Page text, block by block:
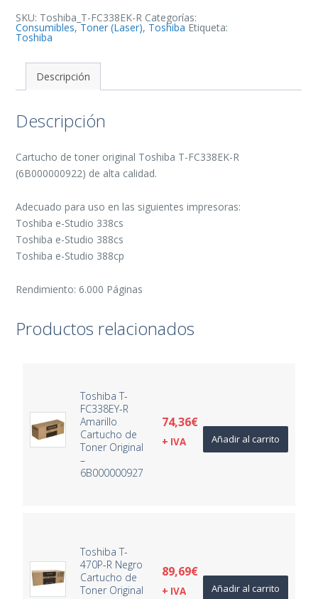
Original
-
6B000000922
SKU: Toshiba_T-FC338EK-R Categorías:
Consumibles, Toner (Laser), Toshiba Etiqueta:
Toshiba
Descripción
Descripción
Cartucho de toner original Toshiba T-FC338EK-R
(6B000000922) de alta calidad.
Adecuado para uso en las siguientes impresoras:
Toshiba e-Studio 338cs
Toshiba e-Studio 388cs
Toshiba e-Studio 388cp
Rendimiento: 6.000 Páginas
Productos relacionados
Toshiba T-
FC338EY-R
Amarillo
Cartucho de
Toner Original
–
6B000000927
74,36€
+ IVA Añadir al carrito
Toshiba T-
470P-R Negro
Cartucho de
Toner Original
89,69€
+ IVA Añadir al carrito